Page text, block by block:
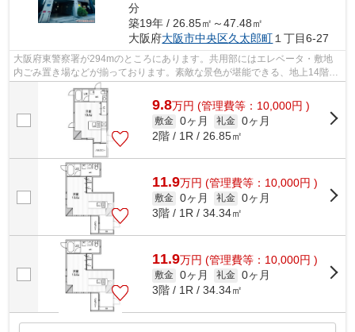
分
築19年 / 26.85㎡～47.48㎡
大阪府大阪市中央区久太郎町 １丁目6-27
大阪府東警察署が294mのところにあります。共用部にはエレベータ・敷地
内ごみ置き場などが揃っております。素敵な景色が堪能できる、地上14階建
ての物件。ご利用可能な駅が2つあり、行...
9.8万円 (管理費等：10,000円 )
敷金 0ヶ月 礼金 0ヶ月
2階 / 1R / 26.85㎡
11.9万円 (管理費等：10,000円 )
敷金 0ヶ月 礼金 0ヶ月
3階 / 1R / 34.34㎡
11.9万円 (管理費等：10,000円 )
敷金 0ヶ月 礼金 0ヶ月
3階 / 1R / 34.34㎡